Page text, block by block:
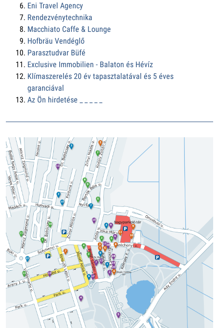
Eni Travel Agency
Rendezvénytechnika
Macchiato Caffe & Lounge
Hofbräu Vendéglő
Parasztudvar Büfé
Exclusive Immobilien - Balaton és Hévíz
Klímaszerelés 20 év tapasztalatával és 5 éves
garanciával
Az Ön hirdetése _ _ _ _ _